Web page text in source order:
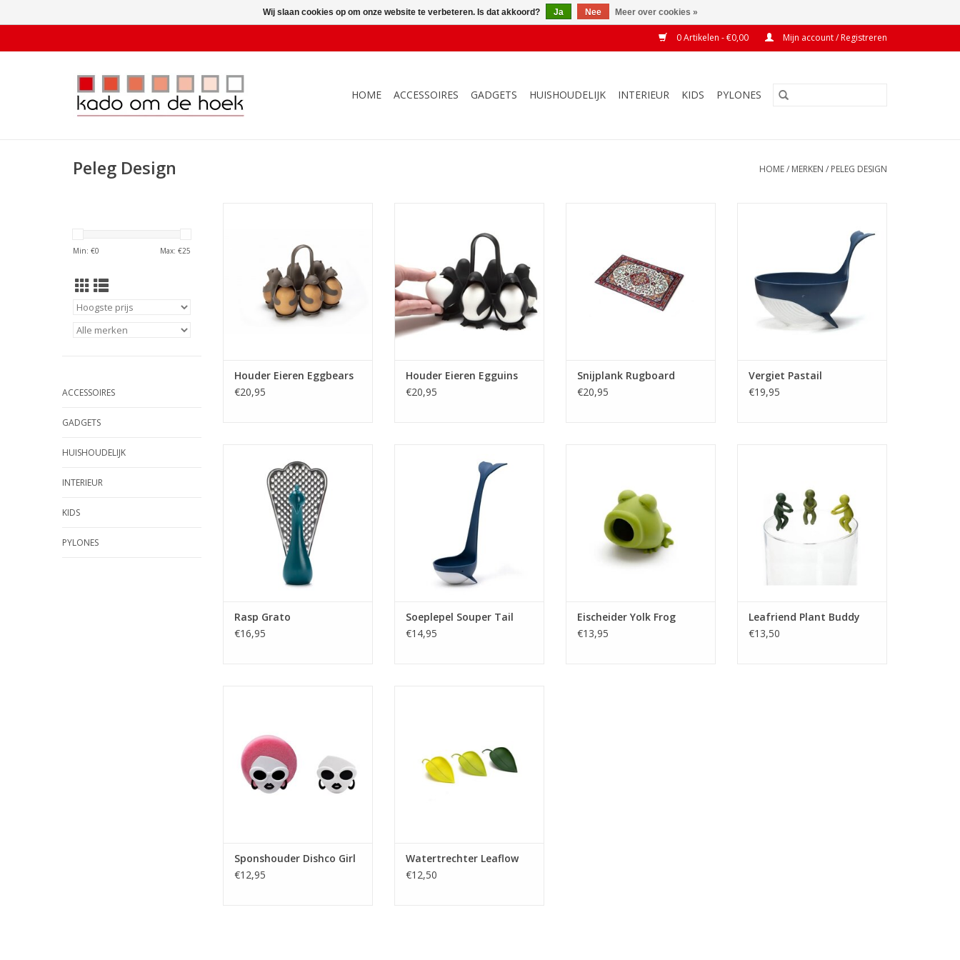
0 Artikelen - €0,00 Mijn account / Registreren
HOME ACCESSOIRES GADGETS HUISHOUDELIJK INTERIEUR KIDS PYLONES
Peleg Design HOME/ MERKEN / PELEG DESIGN
Min: €0 Max: €25
ACCESSOIRES
GADGETS
HUISHOUDELIJK
INTERIEUR
KIDS
PYLONES
Houder Eieren Eggbears
€20,95
TOEVOEGEN AAN WINKELWAGEN
Houder Eieren Egguins
€20,95
Snijplank Rugboard
€20,95
TOEVOEGEN AAN WINKELWAGEN
Vergiet Pastail
€19,95
TOEVOEGEN AAN WINKELWAGEN
Rasp Grato
€16,95
TOEVOEGEN AAN WINKELWAGEN
Soeplepel Souper Tail
€14,95
Eischeider Yolk Frog
€13,95
Leafriend Plant Buddy
€13,50
Sponshouder Dishco Girl
€12,95
Watertrechter Leaflow
€12,50
Wij slaan cookies op om onze website te verbeteren. Is dat akkoord? Ja Nee Meer over cookies »